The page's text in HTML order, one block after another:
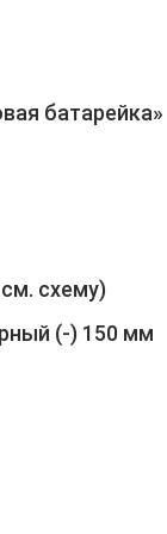
батарейка»
схему)
(-) 150 мм